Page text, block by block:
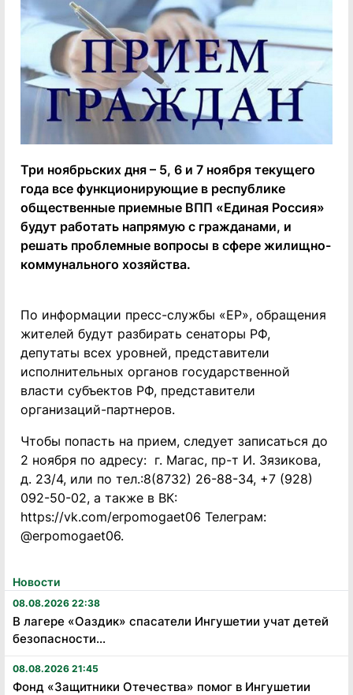
Новости
08.08.2026 22:38
В лагере «Оаздик» спасатели Ингушетии учат детей
безопасности...
08.08.2026 21:45
Фонд «Защитники Отечества» помог в Ингушетии
Три ноябрьских дня – 5, 6 и 7 ноября текущего
года все функционирующие в республике
общественные приемные ВПП «Единая Россия»
будут работать напрямую с гражданами, и
решать проблемные вопросы в сфере жилищно-
коммунального хозяйства.
По информации пресс-службы «ЕР», обращения
жителей будут разбирать сенаторы РФ,
депутаты всех уровней, представители
исполнительных органов государственной
власти субъектов РФ, представители
организаций-партнеров.
Чтобы попасть на прием, следует записаться до
2 ноября по адресу: г. Магас, пр-т И. Зязикова,
д. 23/4, или по тел.:8(8732) 26-88-34, +7 (928)
092-50-02, а также в ВК:
https://vk.com/erpomogaet06 Телеграм:
@erpomogaet06.